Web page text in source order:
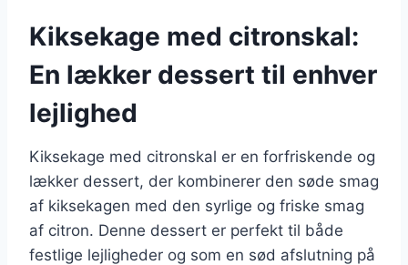
Kiksekage med citronskal:
En lækker dessert til enhver
lejlighed
Kiksekage med citronskal er en forfriskende og
lækker dessert, der kombinerer den søde smag
af kiksekagen med den syrlige og friske smag
af citron. Denne dessert er perfekt til både
festlige lejligheder og som en sød afslutning på